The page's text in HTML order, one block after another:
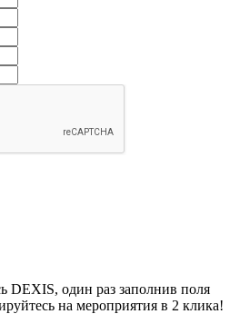
DEXIS, один раз заполнив поля
на мероприятия в 2 клика!